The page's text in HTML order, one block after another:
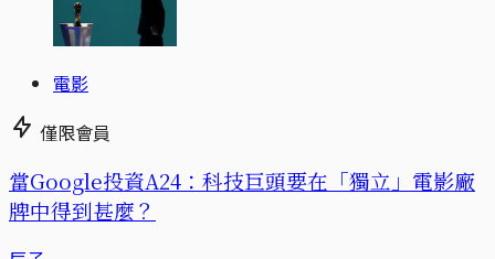
電影
僅限會員
當Google投資A24：科技巨頭要在「獨立」電影廠
牌中得到甚麼？